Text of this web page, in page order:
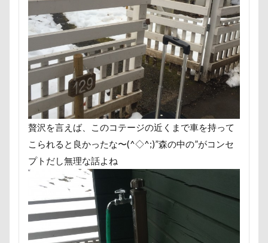
贅沢を言えば、このコテージの近くまで車を持って
こられると良かったな〜(^◇^;)”森の中の”がコンセ
プトだし無理な話よね
フクロウの森
フォトフレーム
フォトツアー
ブレアちゃん
ブレンハイム
ペットグラス
プール
ペットカート
ペットのおうち
ペットと泊まる陽だまり
ベンくん
ベランダ菜園
ベランダ
ベストショット
ヘンリーくん
ヘソ天
プーラニアン
ブレーメン
プレゼント
プレサーモC-25
プリンちゃん
プリシアちゃん
プライスレス
ププくん
プイネちゃん
ブロンズ像
マリンくん
マリーちゃん
ワンコクッキー
ルチアちゃん
レインコート